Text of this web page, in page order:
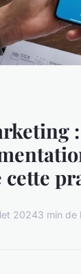
cette
20243 min de